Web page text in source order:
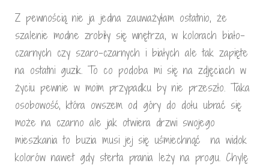
Z pewnością nie ja jedna zauważyłam ostatnio, że
szalenie modne zrobiły się wnętrza, w kolorach biało-
czarnych czy szaro-czarnych i białych ale tak zapięte
na ostatni guzik. To co podoba mi się na zdjęciach w
życiu pewnie w moim przypadku by nie przeszło. Taka
osobowość, która owszem od góry do dołu ubrać się
może na czarno ale jak otwiera drzwi swojego
mieszkania to buzia musi jej się uśmiechnąć na widok
kolorów nawet gdy sterta prania leży na progu. Chylę